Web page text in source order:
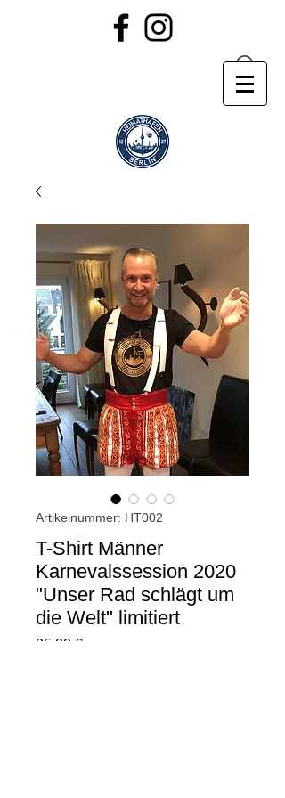
Artikelnummer: HT002
T-Shirt Männer
Karnevalssession 2020
"Unser Rad schlägt um
die Welt" limitiert
25,00 €Preis